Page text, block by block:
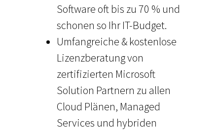
Software oft bis zu 70 % und
schonen so Ihr IT-Budget.
Umfangreiche & kostenlose
Lizenzberatung von
zertifizierten Microsoft
Solution Partnern zu allen
Cloud Plänen, Managed
Services und hybriden